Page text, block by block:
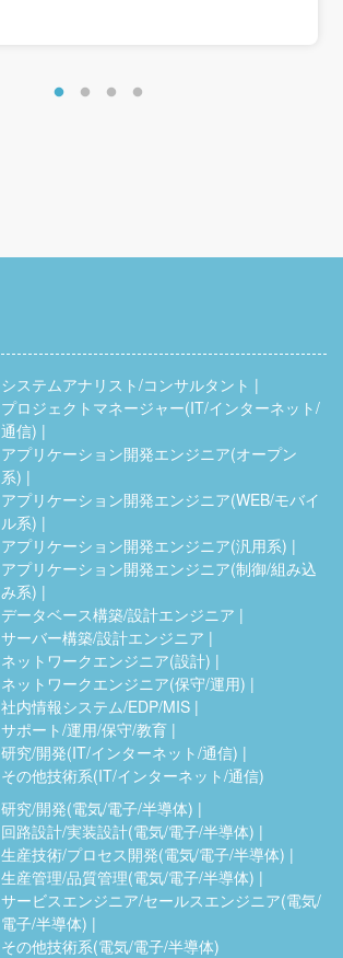
システムアナリスト/コンサルタント
プロジェクトマネージャー(IT/インターネット/
通信)
アプリケーション開発エンジニア(オープン
系)
アプリケーション開発エンジニア(WEB/モバイ
ル系)
アプリケーション開発エンジニア(汎用系)
アプリケーション開発エンジニア(制御/組み込
み系)
データベース構築/設計エンジニア
サーバー構築/設計エンジニア
ネットワークエンジニア(設計)
ネットワークエンジニア(保守/運用)
社内情報システム/EDP/MIS
サポート/運用/保守/教育
研究/開発(IT/インターネット/通信)
その他技術系(IT/インターネット/通信)
研究/開発(電気/電子/半導体)
回路設計/実装設計(電気/電子/半導体)
生産技術/プロセス開発(電気/電子/半導体)
生産管理/品質管理(電気/電子/半導体)
サービスエンジニア/セールスエンジニア(電気/
電子/半導体)
その他技術系(電気/電子/半導体)